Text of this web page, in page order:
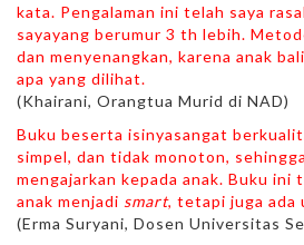
kata. Pengalaman ini telah saya
sayayang berumur 3 th lebih.
dan menyenangkan, karena anak
apa yang dilihat.
(Khairani, Orangtua Murid di NAD)
Buku beserta isinyasangat
simpel, dan tidak monoton,
mengajarkan kepada anak. Buku ini
anak menjadi smart, tetapi juga ada
(Erma Suryani, Dosen Universitas